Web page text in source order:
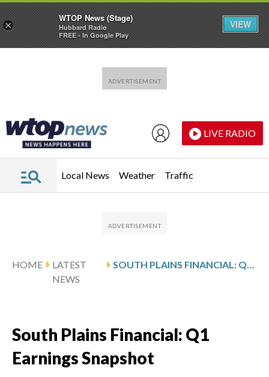
LIVE RADIO
Local News Weather Traffic
HOME
LATEST
NEWS
SOUTH PLAINS FINANCIAL: Q1 EARNINGS SNAPSHOT
South Plains Financial: Q1
Earnings Snapshot
×
WTOP News (Stage)
Hubbard Radio
FREE - In Google Play
VIEW